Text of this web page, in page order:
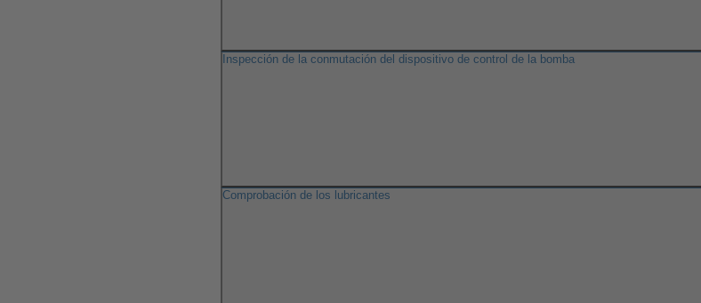
Inspección de la conmutación del dispositivo de control de la bomba
Comprobación de los lubricantes